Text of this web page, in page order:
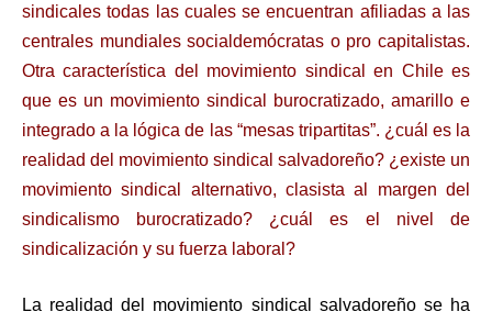
sindicales todas las cuales se encuentran afiliadas a las
centrales mundiales socialdemócratas o pro capitalistas.
Otra característica del movimiento sindical en Chile es
que es un movimiento sindical burocratizado, amarillo e
integrado a la lógica de las “mesas tripartitas”. ¿cuál es la
realidad del movimiento sindical salvadoreño? ¿existe un
movimiento sindical alternativo, clasista al margen del
sindicalismo burocratizado? ¿cuál es el nivel de
sindicalización y su fuerza laboral?
La realidad del movimiento sindical salvadoreño se ha